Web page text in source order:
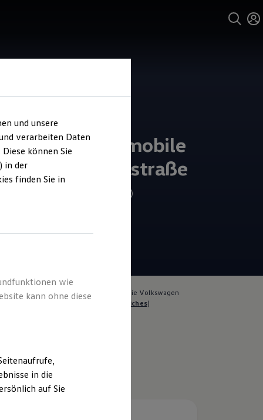
Automobile
Wendenstraße
für die Inhalte auf dieser Seite ist die Volkswagen
Impressum & Rechtliches)
und unsere
verarbeiten Daten
können Sie
in der
finden Sie in
wie
kann ohne diese
in die
auf Sie